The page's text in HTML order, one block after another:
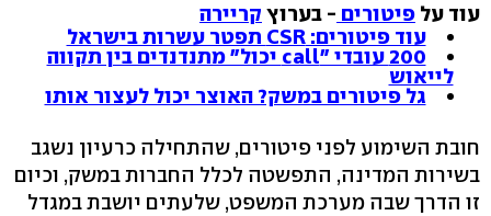
עוד על פיטורים - בערוץ קריירה
עוד פיטורים: CSR תפטר עשרות בישראל
200 עובדי "call יכול" מתנדנדים בין תקווה
לייאוש
גל פיטורים במשק? האוצר יכול לעצור אותו
חובת השימוע לפני פיטורים, שהתחילה כרעיון נשגב
בשירות המדינה, התפשטה לכלל החברות במשק, וכיום
זו הדרך שבה מערכת המשפט, שלעתים יושבת במגדל